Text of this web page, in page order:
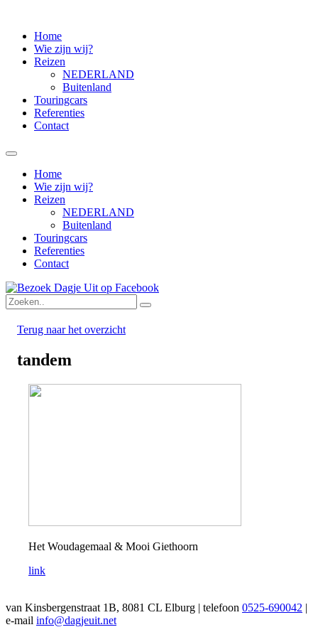
Home
Wie zijn wij?
Reizen
NEDERLAND
Buitenland
Touringcars
Referenties
Contact
Home
Wie zijn wij?
Reizen
NEDERLAND
Buitenland
Touringcars
Referenties
Contact
Terug naar het overzicht
tandem
Het Woudagemaal & Mooi Giethoorn
link
van Kinsbergenstraat 1B, 8081 CL Elburg | telefoon 0525-690042 |
e-mail info@dagjeuit.net